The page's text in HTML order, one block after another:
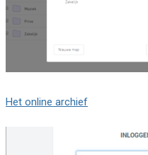
Het online archief